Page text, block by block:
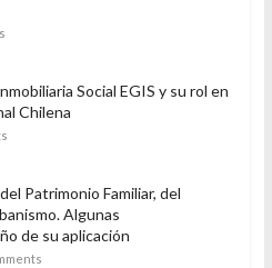
Social EGIS y su rol en
Chilena
Patrimonio Familiar, del
Algunas
de su aplicación